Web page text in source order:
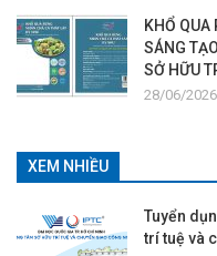
KHỔ QUA
SÁNG
SỞ HỮU
28/06/2026
XEM NHIỀU
Tuyển
trí tuệ và